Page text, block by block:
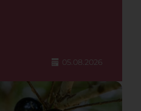
05.08.2026